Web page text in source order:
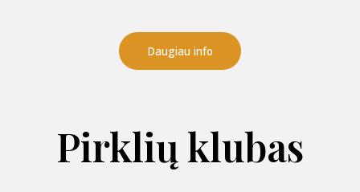
Daugiau info
Pirklių klubas